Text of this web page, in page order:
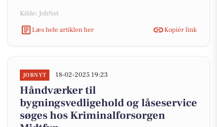
Kilde: JobNet
Læs hele artiklen her
Kopiér link
JOBNYT 18-02-2025 19:23
Håndværker til
bygningsvedligehold og låseservice
søges hos Kriminalforsorgen